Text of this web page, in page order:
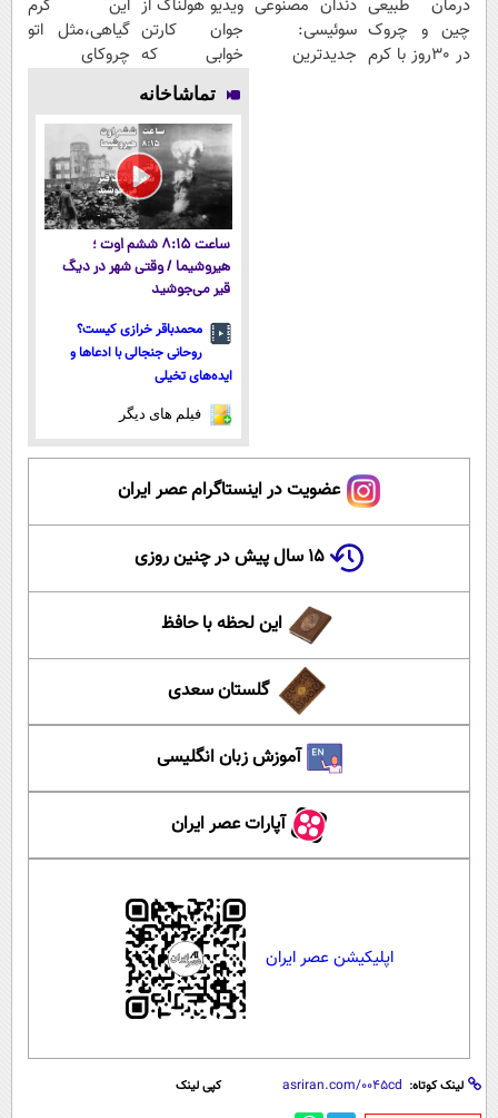
درمان طبیعی
چین و چروک
در 30روز با کرم
دندان مصنوعی
سوئیسی:
جدیدترین
ویدیو هولناک از
جوان کارتن
خوابی که
میلیاردر شد.
آموزش رایگان
این کرم
گیاهی،مثل اتو
چروکای
تماشاخانه
ساعت ۸:۱۵ ششم اوت ؛
هیروشیما / وقتی شهر در دیگ
قیر می‌جوشید
محمدباقر خرازی کیست؟
روحانی جنجالی با ادعاها و
ایده‌های تخیلی
فیلم های دیگر
عضویت در اینستاگرام عصر ایران
۱۵ سال پیش در چنین روزی
این لحظه با حافظ
گلستان سعدی
آموزش زبان انگلیسی
آپارات عصر ایران
اپلیکیشن عصر ایران
لینک کوتاه: کپی لینک